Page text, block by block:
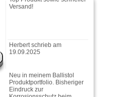
Eindruck zur
Korrosionsschutz beim …
weiter lesen